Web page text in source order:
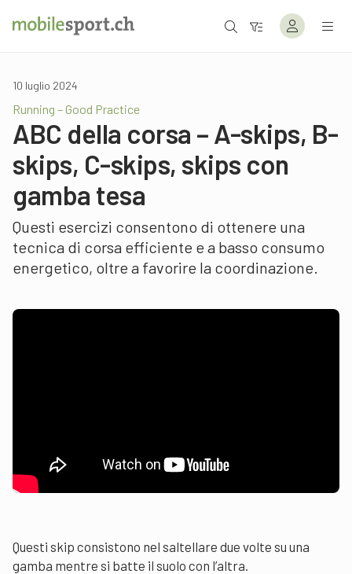
10 luglio 2024
Running – Good Practice
ABC della corsa – A-skips, B-
skips, C-skips, skips con
gamba tesa
Questi esercizi consentono di ottenere una
tecnica di corsa efficiente e a basso consumo
energetico, oltre a favorire la coordinazione.
Questi skip consistono nel saltellare due volte su una
gamba mentre si batte il suolo con l’altra.